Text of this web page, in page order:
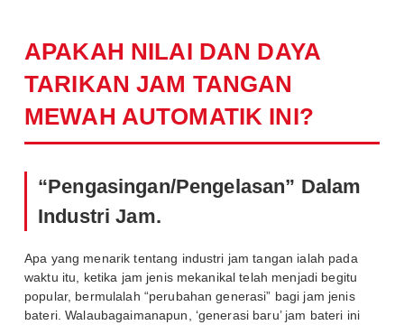
APAKAH NILAI DAN DAYA
TARIKAN JAM TANGAN
MEWAH AUTOMATIK INI?
“Pengasingan/Pengelasan” Dalam
Industri Jam.
Apa yang menarik tentang industri jam tangan ialah pada
waktu itu, ketika jam jenis mekanikal telah menjadi begitu
popular, bermulalah “perubahan generasi” bagi jam jenis
bateri. Walaubagaimanapun, ‘generasi baru’ jam bateri ini